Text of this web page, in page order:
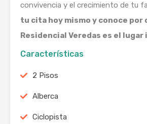
convivencia y el crecimiento de tu
tu cita hoy mismo y conoce por
Residencial Veredas es el lugar
Características
2 Pisos
Alberca
Ciclopista